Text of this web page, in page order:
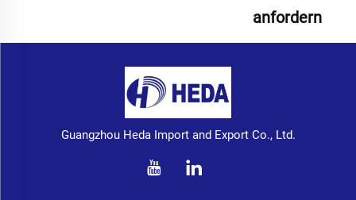
anfordern
Guangzhou Heda Import and Export Co., Ltd.